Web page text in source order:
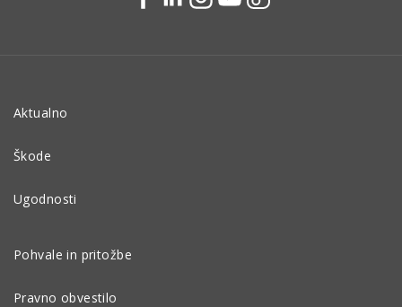
Aktualno
Škode
Ugodnosti
Pohvale in pritožbe
Pravno obvestilo